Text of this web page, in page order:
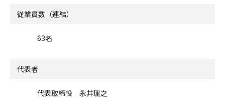
従業員数（連結）
63名
代表者
代表取締役 永井理之